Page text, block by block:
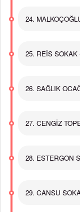
24.
25. REİS SOKAK
26. SAĞLIK
27. CENGİZ
28. ESTERGON
29. CANSU